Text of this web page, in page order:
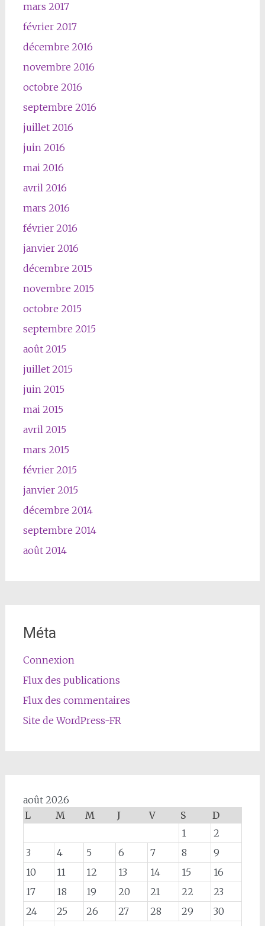
mars 2017
février 2017
décembre 2016
novembre 2016
octobre 2016
septembre 2016
juillet 2016
juin 2016
mai 2016
avril 2016
mars 2016
février 2016
janvier 2016
décembre 2015
novembre 2015
octobre 2015
septembre 2015
août 2015
juillet 2015
juin 2015
mai 2015
avril 2015
mars 2015
février 2015
janvier 2015
décembre 2014
septembre 2014
août 2014
Méta
Connexion
Flux des publications
Flux des commentaires
Site de WordPress-FR
août 2026
L
M M J V S
D
1
2
3
4 5 6 7 8
9
10
11 12 13 14 15
16
17
18 19 20 21 22
23
24
25 26 27 28 29
30